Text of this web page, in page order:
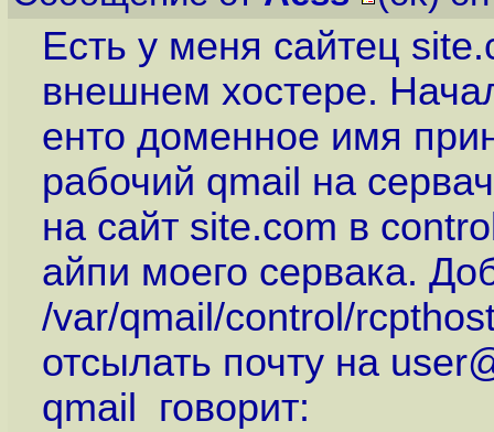
Есть у меня сайтец
внешнем хостере.
енто доменное имя
рабочий qmail на
на сайт site.com в
айпи моего сервака.
/var/qmail/control/
отсылать почту на
qmail говорит: